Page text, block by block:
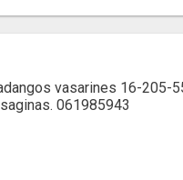
vasarines 16-205-
061985943